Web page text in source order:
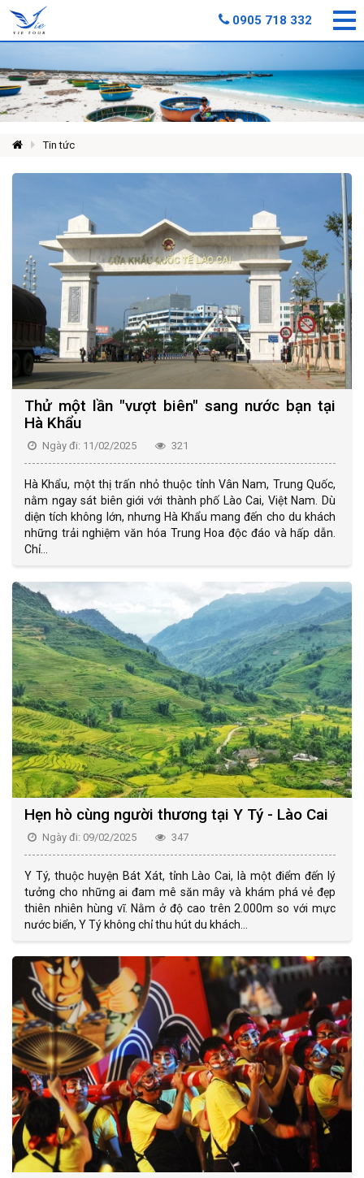
Tin tức
Thử một lần "vượt biên" sang nước bạn tại
Hà Khẩu
Ngày đi: 11/02/2025 321
Hà Khẩu, một thị trấn nhỏ thuộc tỉnh Vân Nam, Trung Quốc,
nằm ngay sát biên giới với thành phố Lào Cai, Việt Nam. Dù
diện tích không lớn, nhưng Hà Khẩu mang đến cho du khách
những trải nghiệm văn hóa Trung Hoa độc đáo và hấp dẫn.
Chỉ...
Hẹn hò cùng người thương tại Y Tý - Lào Cai
Ngày đi: 09/02/2025 347
Y Tý, thuộc huyện Bát Xát, tỉnh Lào Cai, là một điểm đến lý
tưởng cho những ai đam mê săn mây và khám phá vẻ đẹp
thiên nhiên hùng vĩ. Nằm ở độ cao trên 2.000m so với mực
nước biển, Y Tý không chỉ thu hút du khách...
0905 718 332